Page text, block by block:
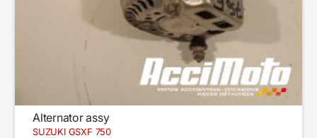
Alternator assy
SUZUKI GSXF 750